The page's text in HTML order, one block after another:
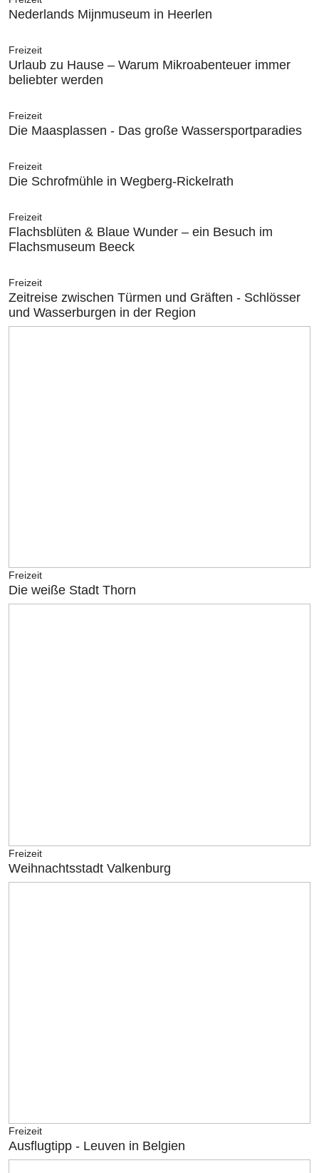
Nederlands Mijnmuseum in Heerlen
Freizeit
Urlaub zu Hause – Warum Mikroabenteuer immer
beliebter werden
Freizeit
Die Maasplassen - Das große Wassersportparadies
Freizeit
Die Schrofmühle in Wegberg-Rickelrath
Freizeit
Flachsblüten & Blaue Wunder – ein Besuch im
Flachsmuseum Beeck
Freizeit
Zeitreise zwischen Türmen und Gräften - Schlösser
und Wasserburgen in der Region
Freizeit
Die weiße Stadt Thorn
Freizeit
Weihnachtsstadt Valkenburg
Freizeit
Ausflugtipp - Leuven in Belgien